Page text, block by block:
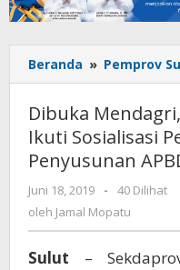
Beranda » Pemprov
Dibuka
Ikuti Sosialisasi
Penyusunan
Juni 18, 2019
oleh
Jamal
Mopatu
-
40 Dilihat
oleh Jamal Mopatu
Sulut –